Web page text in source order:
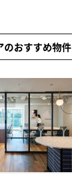
のおすすめ物件